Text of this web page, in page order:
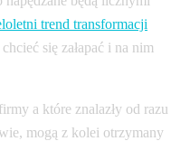
trend transformacji
się załapać i na nim
a które znalazły od razu
mogą z kolei otrzymany